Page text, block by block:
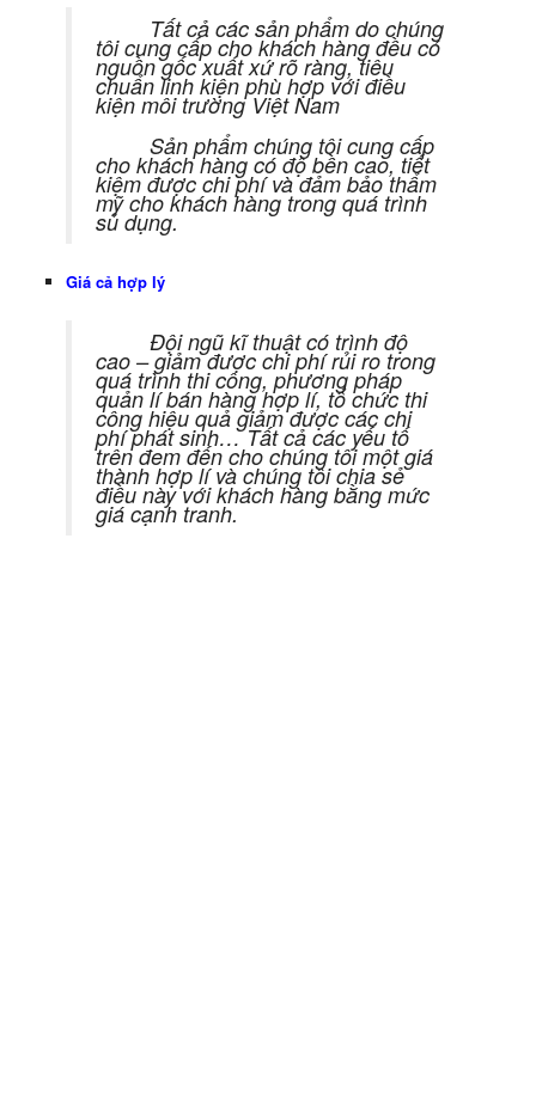
Tất cả các sản phẩm do chúng
tôi cung cấp cho khách hàng đều có
nguồn gốc xuất xứ rõ ràng, tiêu
chuẩn linh kiện phù hợp với điều
kiện môi trường Việt Nam
Sản phẩm chúng tôi cung cấp
cho khách hàng có độ bền cao, tiết
kiệm được chi phí và đảm bảo thẩm
mỹ cho khách hàng trong quá trình
sủ dụng.
Giá cả hợp lý
Đội ngũ kĩ thuật có trình độ
cao – giảm được chi phí rủi ro trong
quá trình thi công, phương pháp
quản lí bán hàng hợp lí, tổ chức thi
công hiệu quả giảm được các chi
phí phát sinh… Tất cả các yếu tố
trên đem đến cho chúng tôi một giá
thành hợp lí và chúng tôi chia sẻ
điều này với khách hàng bằng mức
giá cạnh tranh.